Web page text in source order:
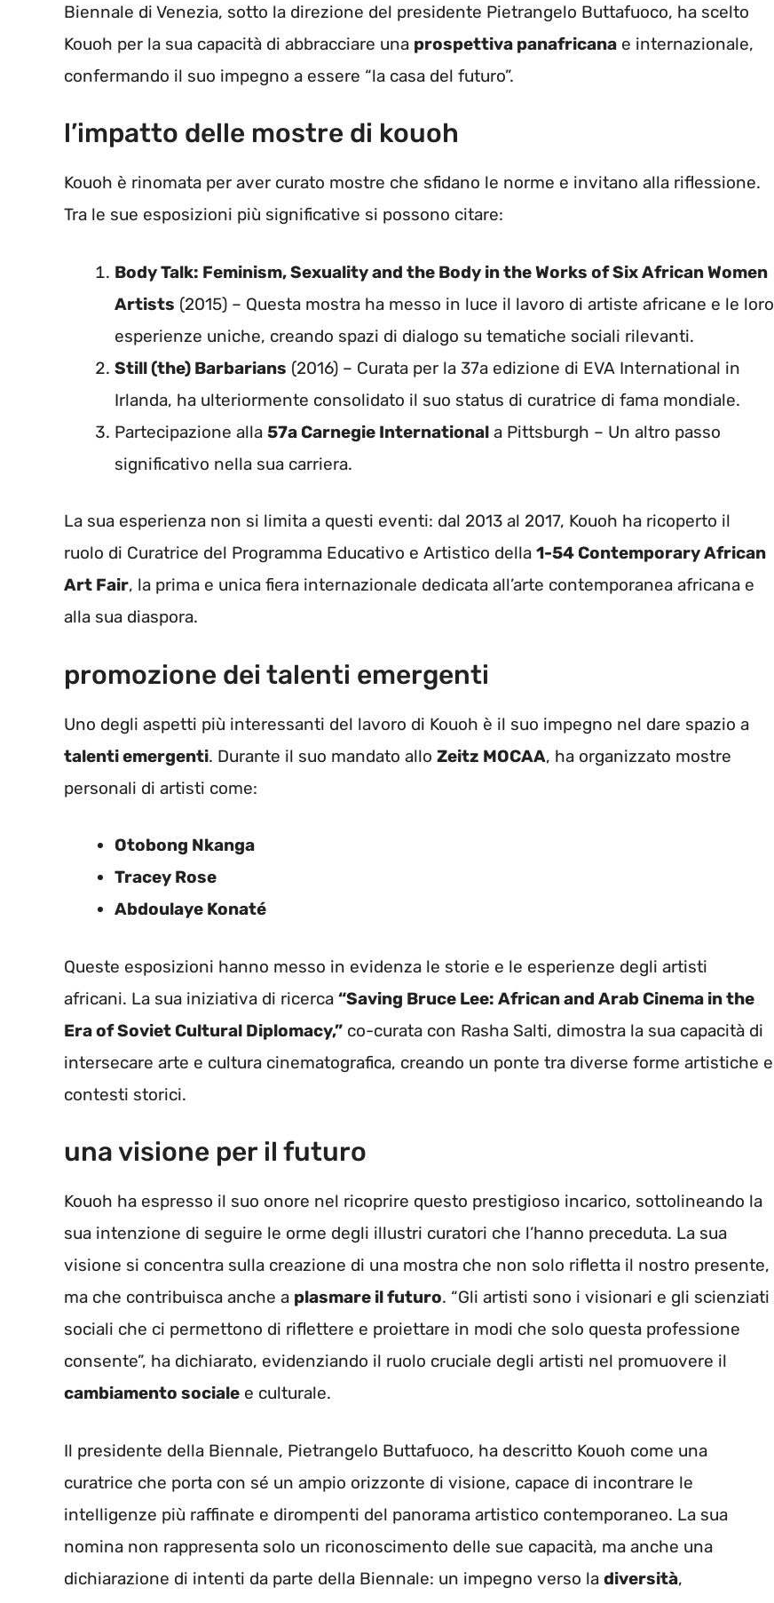
Biennale di Venezia, sotto la direzione del presidente Pietrangelo Buttafuoco, ha scelto
Kouoh per la sua capacità di abbracciare una prospettiva panafricana e internazionale,
confermando il suo impegno a essere “la casa del futuro”.
l’impatto delle mostre di kouoh
Kouoh è rinomata per aver curato mostre che sfidano le norme e invitano alla riflessione.
Tra le sue esposizioni più significative si possono citare:
Body Talk: Feminism, Sexuality and the Body in the Works of Six African Women
Artists (2015) – Questa mostra ha messo in luce il lavoro di artiste africane e le loro
esperienze uniche, creando spazi di dialogo su tematiche sociali rilevanti.
Still (the) Barbarians (2016) – Curata per la 37a edizione di EVA International in
Irlanda, ha ulteriormente consolidato il suo status di curatrice di fama mondiale.
Partecipazione alla 57a Carnegie International a Pittsburgh – Un altro passo
significativo nella sua carriera.
La sua esperienza non si limita a questi eventi: dal 2013 al 2017, Kouoh ha ricoperto il
ruolo di Curatrice del Programma Educativo e Artistico della 1-54 Contemporary African
Art Fair, la prima e unica fiera internazionale dedicata all’arte contemporanea africana e
alla sua diaspora.
promozione dei talenti emergenti
Uno degli aspetti più interessanti del lavoro di Kouoh è il suo impegno nel dare spazio a
talenti emergenti. Durante il suo mandato allo Zeitz MOCAA, ha organizzato mostre
personali di artisti come:
Otobong Nkanga
Tracey Rose
Abdoulaye Konaté
Queste esposizioni hanno messo in evidenza le storie e le esperienze degli artisti
africani. La sua iniziativa di ricerca “Saving Bruce Lee: African and Arab Cinema in the
Era of Soviet Cultural Diplomacy,” co-curata con Rasha Salti, dimostra la sua capacità di
intersecare arte e cultura cinematografica, creando un ponte tra diverse forme artistiche e
contesti storici.
una visione per il futuro
Kouoh ha espresso il suo onore nel ricoprire questo prestigioso incarico, sottolineando la
sua intenzione di seguire le orme degli illustri curatori che l’hanno preceduta. La sua
visione si concentra sulla creazione di una mostra che non solo rifletta il nostro presente,
ma che contribuisca anche a plasmare il futuro. “Gli artisti sono i visionari e gli scienziati
sociali che ci permettono di riflettere e proiettare in modi che solo questa professione
consente”, ha dichiarato, evidenziando il ruolo cruciale degli artisti nel promuovere il
cambiamento sociale e culturale.
Il presidente della Biennale, Pietrangelo Buttafuoco, ha descritto Kouoh come una
curatrice che porta con sé un ampio orizzonte di visione, capace di incontrare le
intelligenze più raffinate e dirompenti del panorama artistico contemporaneo. La sua
nomina non rappresenta solo un riconoscimento delle sue capacità, ma anche una
dichiarazione di intenti da parte della Biennale: un impegno verso la diversità,